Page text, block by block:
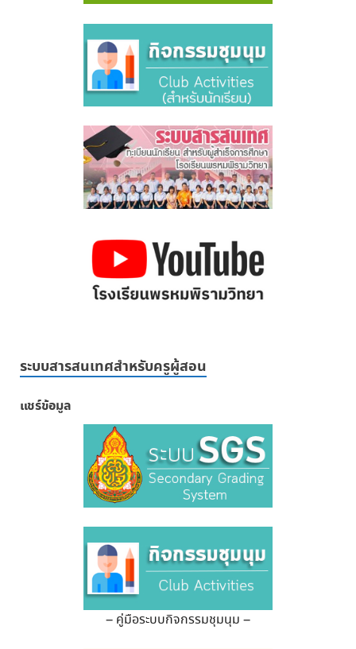
ระบบสารสนเทศสำหรับครูผู้สอน
แชร์ข้อมูล
– คู่มือระบบกิจกรรมชุมนุม –